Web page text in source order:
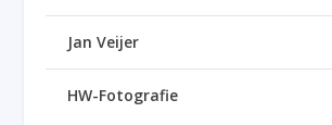
Jan Veijer
HW-Fotografie